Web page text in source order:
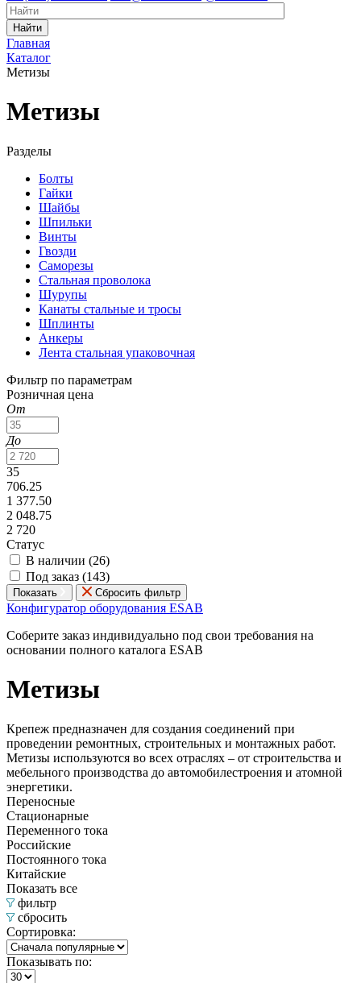
Найти
Главная
Каталог
Метизы
Метизы
Разделы
Болты
Гайки
Шайбы
Шпильки
Винты
Гвозди
Саморезы
Стальная проволока
Шурупы
Канаты стальные и тросы
Шплинты
Анкеры
Лента стальная упаковочная
Фильтр по параметрам
Розничная цена
От
До
35
706.25
1 377.50
2 048.75
2 720
Статус
В наличии (26)
Под заказ (143)
Показать Сбросить фильтр
Конфигуратор оборудования ESAB
Соберите заказ индивидуально под свои требования на
основании полного каталога ESAB
Метизы
Крепеж предназначен для создания соединений при
проведении ремонтных, строительных и монтажных работ.
Метизы используются во всех отраслях – от строительства и
мебельного производства до автомобилестроения и атомной
энергетики.
Переносные
Стационарные
Переменного тока
Российские
Постоянного тока
Китайские
Показать все
фильтр
сбросить
Сортировка:
Показывать по: